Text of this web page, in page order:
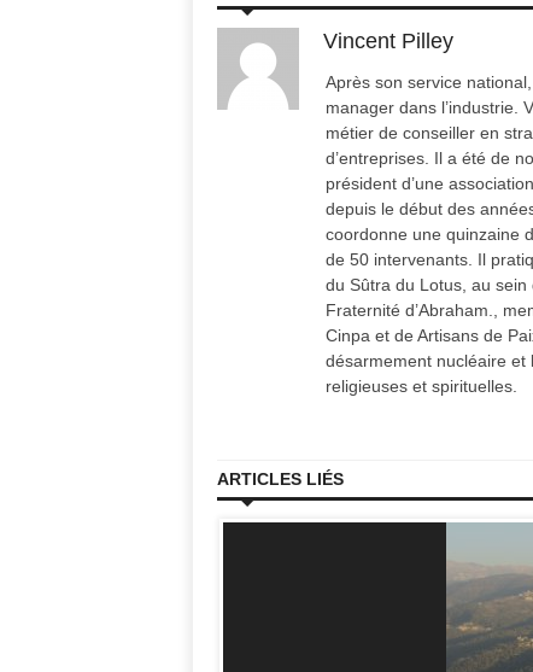
Vincent Pilley
Après son service
manager dans l’industrie.
métier de conseiller en
d’entreprises. Il a été de
président d’une
depuis le début des
coordonne une quinzaine
de 50 intervenants. Il
du Sûtra du Lotus, au sein
Fraternité d’Abraham.,
Cinpa et de Artisans de
désarmement nucléaire
religieuses et spirituelles.
ARTICLES LIÉS